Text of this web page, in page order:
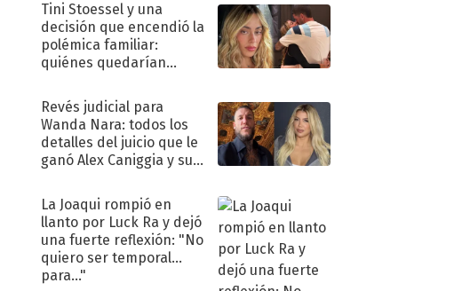
Tini Stoessel y una
decisión que encendió la
polémica familiar:
quiénes quedarían
Revés judicial para
Wanda Nara: todos los
detalles del juicio que le
ganó Alex Caniggia y sus
La Joaqui rompió en
llanto por Luck Ra y dejó
una fuerte reflexión: "No
quiero ser temporal
para..."